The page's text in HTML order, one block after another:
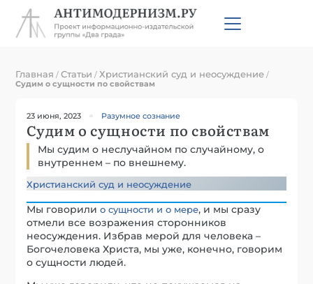
Главная /Статьи / Христианский суд и неосуждение /
Судим о сущности по свойствам
23 июня, 2023 Разумное сознание
Судим о сущности по свойствам
Мы судим о неслучайном по случайному, о
внутреннем – по внешнему.
Христианский суд и неосуждение
Мы говорилио сущности и о мере, и мы сразу
отмели все возражения сторонников
неосуждения. Избрав мерой для человека –
Богочеловека Христа, мы уже, конечно, говорим
о сущности людей.